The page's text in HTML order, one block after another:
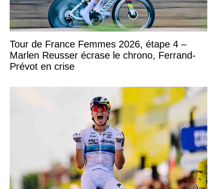
Tour de France Femmes 2026, étape 4 –
Marlen Reusser écrase le chrono, Ferrand-
Prévot en crise